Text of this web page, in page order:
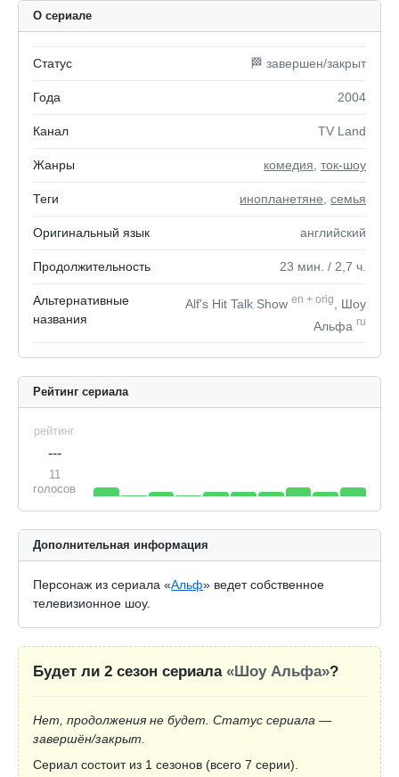
О сериале
Статус 🏁 завершен/закрыт
Года 2004
Канал TV Land
Жанры комедия ток-шоу
Теги инопланетяне семья
Оригинальный язык английский
Продолжительность 23 мин. / 2,7 ч.
Альтернативные
названия
Alf's Hit Talk Show en + orig
, Шоу
Альфа ru
Рейтинг сериала
рейтинг
---
11
голосов
Дополнительная информация
Персонаж из сериала «Альф» ведет собственное
телевизионное шоу.
Будет ли 2 сезон сериала «Шоу Альфа»?
Нет, продолжения не будет. Статус сериала —
завершён/закрыт.
Сериал состоит из 1 сезонов (всего 7 серии).